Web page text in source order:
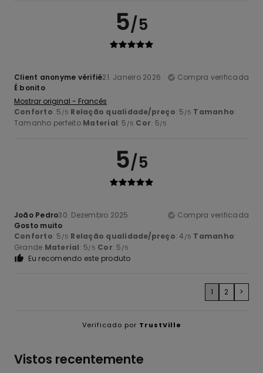
5/5
Client anonyme vérifié21. Janeiro 2026
Compra verificada
É bonito
Mostrar original - Francês
Conforto: 5 /5 Relação qualidade/preço: 5 /5 Tamanho:
Tamanho perfeito Material: 5 /5 Cor: 5/5
5/5
João Pedro30. Dezembro 2025
Compra verificada
Gosto muito
Conforto: 5 /5 Relação qualidade/preço: 4 /5 Tamanho:
Grande Material: 5/5 Cor: 5 /5
Eu recomendo este produto
1 2 >
Verificado por TrustVille
Vistos recentemente